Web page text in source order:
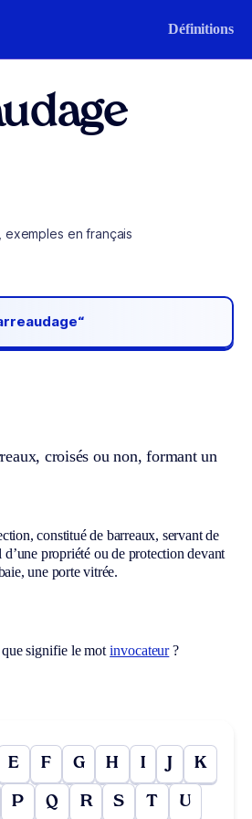
Définitions
exemples en français
croisés ou non, formant un
constitué de barreaux, servant de
propriété ou de protection devant
une porte vitrée.
que signifie le motinvocateur?
E F G H I J K
P Q R S T U